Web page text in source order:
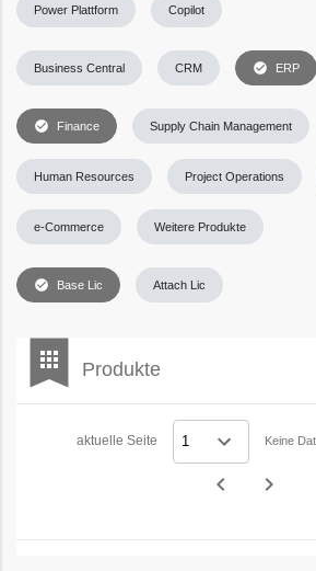
Business Central CRM check_circle ERP
check_circle Finance
check_circle Base Lic Attach Lic
Supply Chain Management
Human Resources Project Operations
e-Commerce Weitere Produkte
Power Plattform Copilot
bookmark
apps Produkte
aktuelle Seite Keine
navigate_before navigate_next